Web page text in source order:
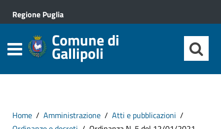
Regione Puglia
Comune di
Gallipoli
Home Amministrazione
Atti e pubblicazioni